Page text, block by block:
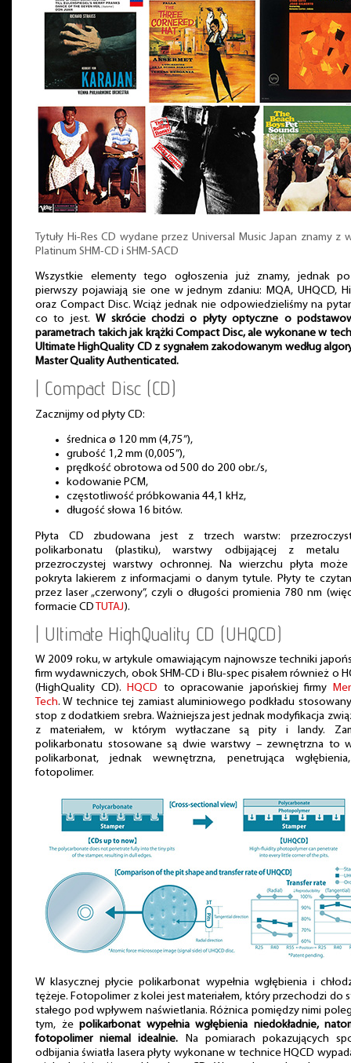
Tytuły Hi-Res CD wydane przez Universal Music Japan znamy z
Platinum SHM-CD i SHM-SACD
Wszystkie elementy tego ogłoszenia już znamy, jednak
pierwszy pojawiają sie one w jednym zdaniu: MQA, UHQCD,
oraz Compact Disc. Wciąż jednak nie odpowiedzieliśmy na
co to jest.W skrócie chodzi o płyty optyczne o
parametrach takich jak krążki Compact Disc, ale wykonane w
Ultimate HighQuality CD z sygnałem zakodowanym według
Master Quality Authenticated.
| Compact Disc (CD)
Zacznijmy od płyty CD:
średnica ø 120 mm (4,75”),
grubość 1,2 mm (0,005”),
prędkość obrotowa od 500 do 200 obr./s,
kodowanie PCM,
częstotliwość próbkowania 44,1 kHz,
długość słowa 16 bitów.
Płyta CD zbudowana jest z trzech warstw:
polikarbonatu (plastiku), warstwy odbijającej z metalu
przezroczystej warstwy ochronnej. Na wierzchu płyta
pokryta lakierem z informacjami o danym tytule. Płyty te
przez laser „czerwony”, czyli o długości promienia 780 nm
formacie CD
TUTAJ).
| Ultimate HighQuality CD (UHQCD)
W 2009 roku, w artykule omawiającym najnowsze techniki
firm wydawniczych, obok SHM-CD i Blu-spec pisałem również o
(HighQuality CD).HQCD to opracowanie japońskiej firmy
Tech. W technice tej zamiast aluminiowego podkładu
stop z dodatkiem srebra. Ważniejsza jest jednak modyfikacja
z materiałem, w którym wytłaczane są pity i landy.
polikarbonatu stosowane są dwie warstwy – zewnętrzna to
polikarbonat, jednak wewnętrzna, penetrująca
fotopolimer.
W klasycznej płycie polikarbonat wypełnia wgłębienia i
tężeje. Fotopolimer z kolei jest materiałem, który przechodzi do
stałego pod wpływem naświetlania. Różnica pomiędzy nimi
tym, że polikarbonat wypełnia wgłębienia niedokładnie,
fotopolimer niemal idealnie.
Na pomiarach pokazujących
odbijania światła lasera płyty wykonane w technice HQCD